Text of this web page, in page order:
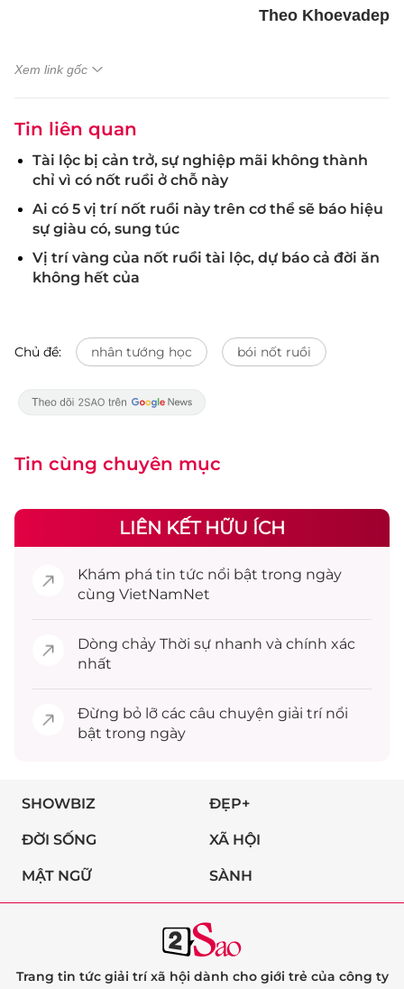
Theo Khoevadep
Xem link gốc
Tin liên quan
Tài lộc bị cản trở, sự nghiệp mãi không thành
chỉ vì có nốt ruồi ở chỗ này
Ai có 5 vị trí nốt ruồi này trên cơ thể sẽ báo hiệu
sự giàu có, sung túc
Vị trí vàng của nốt ruồi tài lộc, dự báo cả đời ăn
không hết của
Chủ đề: nhân tướng học bói nốt ruồi
Tin cùng chuyên mục
LIÊN KẾT HỮU ÍCH
Khám phá tin tức nổi bật trong ngày
cùng VietNamNet
Dòng chảy Thời sự nhanh và chính xác
nhất
Đừng bỏ lỡ các câu chuyện giải trínổi
bật trong ngày
SHOWBIZ ĐẸP+
ĐỜI SỐNG XÃ HỘI
MẬT NGỮ SÀNH
Trang tin tức giải trí xã hội dành cho giới trẻ của công ty